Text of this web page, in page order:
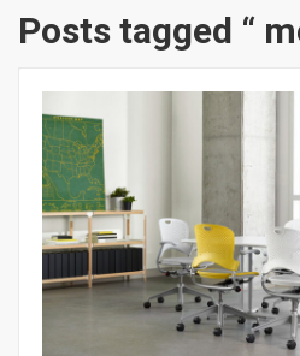
Posts tagged “